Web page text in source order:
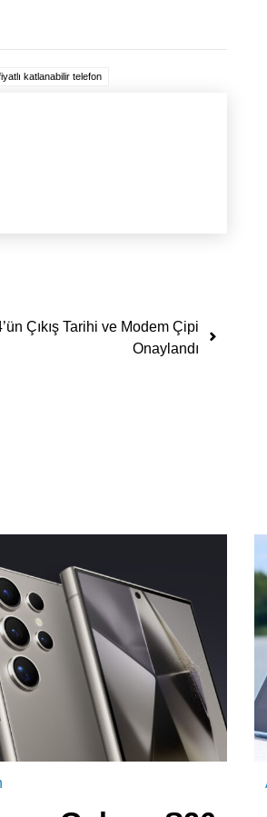
katlanabilir telefon
Çıkış Tarihi ve Modem Çipi
Onaylandı